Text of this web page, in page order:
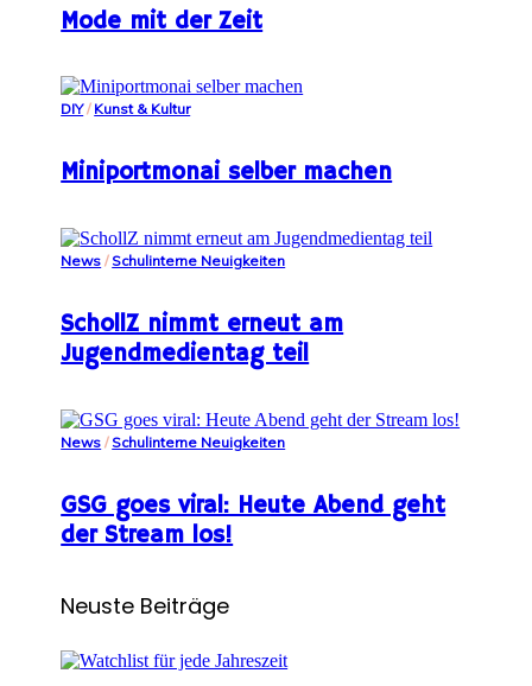
Mode mit der Zeit
DIY/ Kunst & Kultur
Miniportmonai selber machen
News / Schulinterne Neuigkeiten
SchollZ nimmt erneut am
Jugendmedientag teil
News / Schulinterne Neuigkeiten
GSG goes viral: Heute Abend geht
der Stream los!
Neuste Beiträge